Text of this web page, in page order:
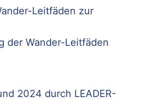
Leitfäden zur
der Wander-Leitfäden
2024 durch LEADER-